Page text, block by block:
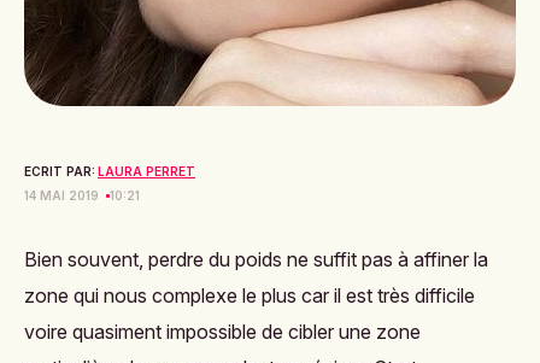
ECRIT PAR: LAURA PERRET
14 MAI 2019
10:21
Bien souvent, perdre du poids ne suffit pas à affiner la
zone qui nous complexe le plus car il est très difficile
voire quasiment impossible de cibler une zone